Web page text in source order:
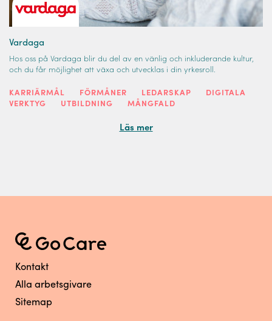
Vardaga
Hos oss på Vardaga blir du del av en vänlig och inkluderande kultur,
och du får möjlighet att växa och utvecklas i din yrkesroll.
KARRIÄRMÅL FÖRMÅNER LEDARSKAP
DIGITALA
VERKTYG
UTBILDNING MÅNGFALD
Läs mer
Kontakt
Alla arbetsgivare
Sitemap